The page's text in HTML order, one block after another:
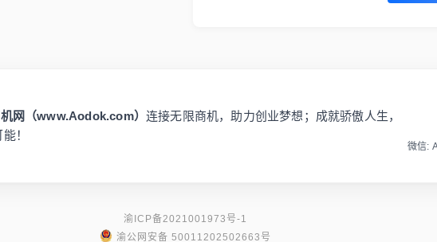
网（www.Aodok.com）连接无限商机，助力创业梦想；成就骄傲人生，
！
微信:
渝ICP备2021001973号-1
渝公网安备 50011202502663号